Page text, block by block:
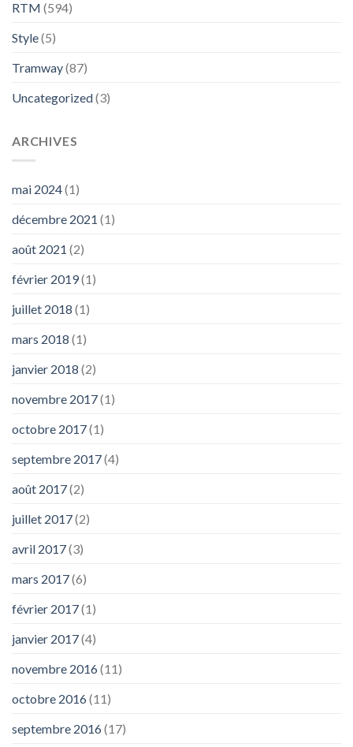
RTM (594)
Style(5)
Tramway(87)
Uncategorized(3)
ARCHIVES
mai 2024(1)
décembre 2021 (1)
août 2021 (2)
février 2019(1)
juillet 2018 (1)
mars 2018 (1)
janvier 2018 (2)
novembre 2017(1)
octobre 2017(1)
septembre 2017(4)
août 2017(2)
juillet 2017(2)
avril 2017(3)
mars 2017(6)
février 2017(1)
janvier 2017(4)
novembre 2016(11)
octobre 2016(11)
septembre 2016(17)